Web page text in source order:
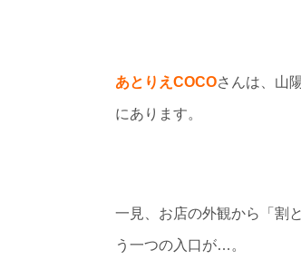
あとりえCOCOさんは、山
にあります。
一見、お店の外観から「割
う一つの入口が…。